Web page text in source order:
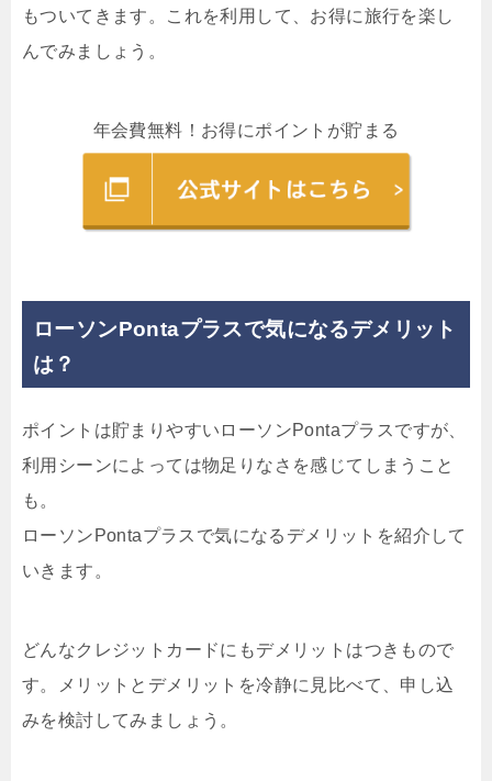
もついてきます。これを利用して、お得に旅行を楽し
んでみましょう。
年会費無料！お得にポイントが貯まる
ローソンPontaプラスで気になるデメリット
は？
ポイントは貯まりやすいローソンPontaプラスですが、
利用シーンによっては物足りなさを感じてしまうこと
も。
ローソンPontaプラスで気になるデメリットを紹介して
いきます。
どんなクレジットカードにもデメリットはつきもので
す。メリットとデメリットを冷静に見比べて、申し込
みを検討してみましょう。